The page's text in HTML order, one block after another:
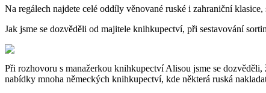
Na regálech najdete celé oddíly věnované ruské i zahraniční
Jak jsme se dozvěděli od majitele knihkupectví, při sestavování
Při rozhovoru s manažerkou knihkupectví Alisou jsme se
nabídky mnoha německých knihkupectví, kde některá ruská